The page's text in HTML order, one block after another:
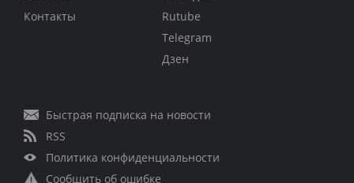
Контакты
Rutube
Telegram
Дзен
Быстрая подписка на новости
RSS
Политика конфиденциальности
Сообщить об ошибке